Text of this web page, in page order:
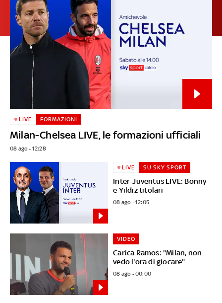
Milan-Chelsea LIVE, le formazioni ufficiali
LIVE FORMAZIONI
08 ago - 12:28
Inter-Juventus LIVE: Bonny
e Yildiz titolari
LIVE SU SKY SPORT
08 ago - 12:05
Carica Ramos: "Milan, non
vedo l'ora di giocare"
VIDEO
08 ago - 00:00